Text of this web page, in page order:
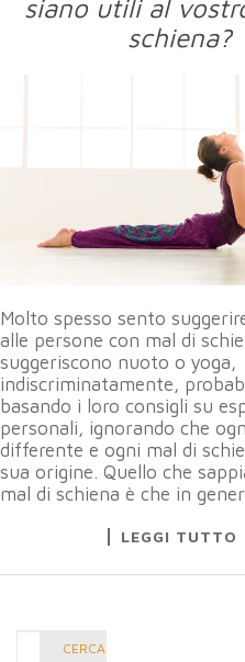
siano utili al
schiena?
Molto spesso sento
alle persone con mal di
suggeriscono nuoto o yoga,
indiscriminatamente,
basando i loro consigli su
personali, ignorando che
differente e ogni mal di
sua origine. Quello che
mal di schiena è che in
LEGGI TUTTO
CERCA